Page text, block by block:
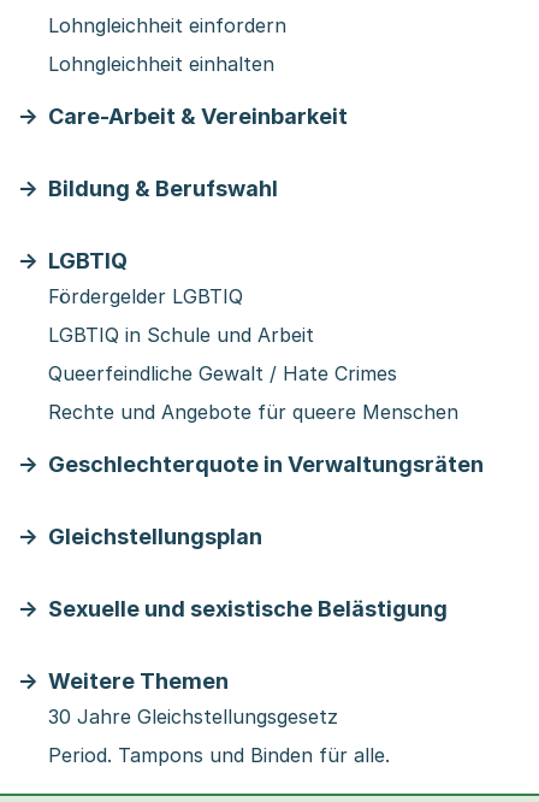
Lohngleichheit einfordern
Lohngleichheit einhalten
Care-Arbeit & Vereinbarkeit
Bildung & Berufswahl
LGBTIQ
Fördergelder LGBTIQ
LGBTIQ in Schule und Arbeit
Queerfeindliche Gewalt / Hate Crimes
Rechte und Angebote für queere Menschen
Geschlechterquote in Verwaltungsräten
Gleichstellungsplan
Sexuelle und sexistische Belästigung
Weitere Themen
30 Jahre Gleichstellungsgesetz
Period. Tampons und Binden für alle.